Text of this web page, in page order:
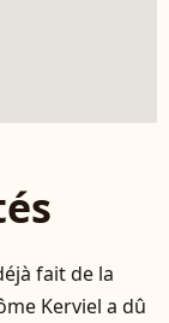
fait de la
Kerviel a dû